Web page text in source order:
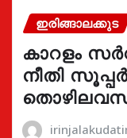
ഇരിങ്ങാലക്കുട
കാറളം
നീതി